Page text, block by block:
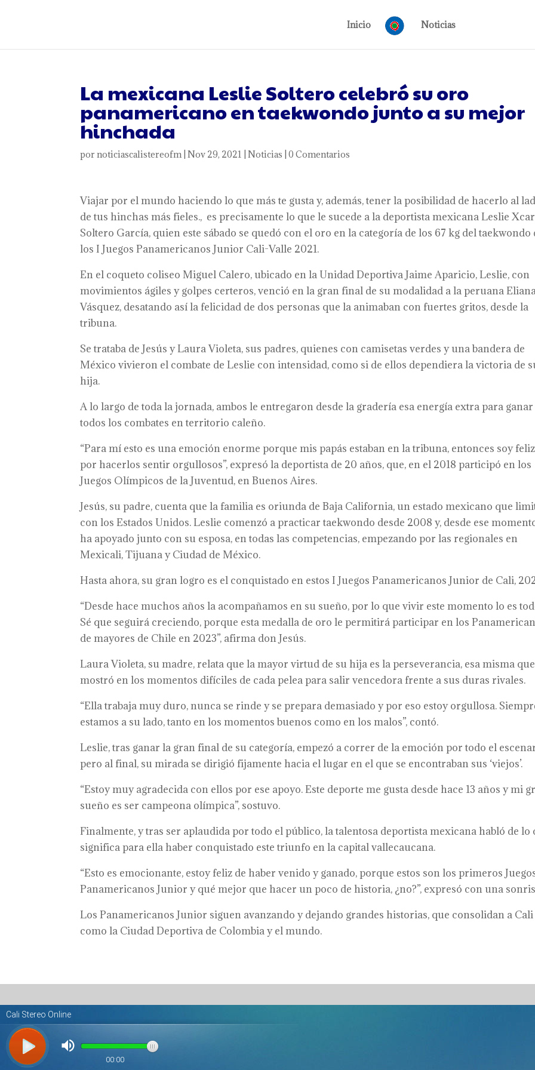
Inicio Noticias
La mexicana Leslie Soltero celebró su oro
panamericano en taekwondo junto a su mejor
hinchada
pornoticiascalistereofm|Nov 29, 2021 |Noticias |0 Comentarios
Viajar por el mundo haciendo lo que más te gusta y, además, tener la posibilidad de hacerlo al
de tus hinchas más fieles., es precisamente lo que le sucede a la deportista mexicana Leslie
Soltero García, quien este sábado se quedó con el oro en la categoría de los 67 kg del taekwondo
los I Juegos Panamericanos Junior Cali-Valle 2021.
En el coqueto coliseo Miguel Calero, ubicado en la Unidad Deportiva Jaime Aparicio, Leslie, con
movimientos ágiles y golpes certeros, venció en la gran final de su modalidad a la peruana
Vásquez, desatando así la felicidad de dos personas que la animaban con fuertes gritos, desde la
tribuna.
Se trataba de Jesús y Laura Violeta, sus padres, quienes con camisetas verdes y una bandera de
México vivieron el combate de Leslie con intensidad, como si de ellos dependiera la victoria de
hija.
A lo largo de toda la jornada, ambos le entregaron desde la gradería esa energía extra para ganar
todos los combates en territorio caleño.
“Para mí esto es una emoción enorme porque mis papás estaban en la tribuna, entonces soy feliz
por hacerlos sentir orgullosos”, expresó la deportista de 20 años, que, en el 2018 participó en los
Juegos Olímpicos de la Juventud, en Buenos Aires.
Jesús, su padre, cuenta que la familia es oriunda de Baja California, un estado mexicano que
con los Estados Unidos. Leslie comenzó a practicar taekwondo desde 2008 y, desde ese
ha apoyado junto con su esposa, en todas las competencias, empezando por las regionales en
Mexicali, Tijuana y Ciudad de México.
Hasta ahora, su gran logro es el conquistado en estos I Juegos Panamericanos Junior de Cali,
“Desde hace muchos años la acompañamos en su sueño, por lo que vivir este momento lo es
Sé que seguirá creciendo, porque esta medalla de oro le permitirá participar en los
de mayores de Chile en 2023”, afirma don Jesús.
Laura Violeta, su madre, relata que la mayor virtud de su hija es la perseverancia, esa misma que
mostró en los momentos difíciles de cada pelea para salir vencedora frente a sus duras rivales.
“Ella trabaja muy duro, nunca se rinde y se prepara demasiado y por eso estoy orgullosa.
estamos a su lado, tanto en los momentos buenos como en los malos”, contó.
Leslie, tras ganar la gran final de su categoría, empezó a correr de la emoción por todo el
pero al final, su mirada se dirigió fijamente hacia el lugar en el que se encontraban sus ‘viejos’.
“Estoy muy agradecida con ellos por ese apoyo. Este deporte me gusta desde hace 13 años y mi
sueño es ser campeona olímpica”, sostuvo.
Finalmente, y tras ser aplaudida por todo el público, la talentosa deportista mexicana habló de lo
significa para ella haber conquistado este triunfo en la capital vallecaucana.
“Esto es emocionante, estoy feliz de haber venido y ganado, porque estos son los primeros
Panamericanos Junior y qué mejor que hacer un poco de historia, ¿no?”, expresó con una
Los Panamericanos Junior siguen avanzando y dejando grandes historias, que consolidan a Cali
como la Ciudad Deportiva de Colombia y el mundo.